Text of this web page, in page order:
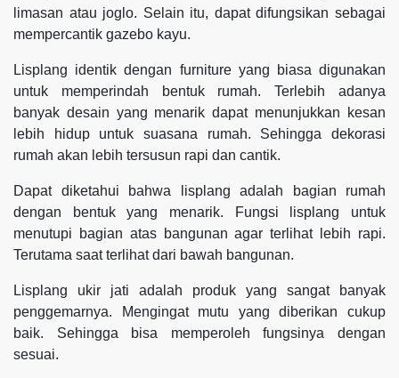
limasan atau joglo. Selain itu, dapat difungsikan sebagai
mempercantik gazebo kayu.
Lisplang identik dengan furniture yang biasa digunakan
untuk memperindah bentuk rumah. Terlebih adanya
banyak desain yang menarik dapat menunjukkan kesan
lebih hidup untuk suasana rumah. Sehingga dekorasi
rumah akan lebih tersusun rapi dan cantik.
Dapat diketahui bahwa lisplang adalah bagian rumah
dengan bentuk yang menarik. Fungsi lisplang untuk
menutupi bagian atas bangunan agar terlihat lebih rapi.
Terutama saat terlihat dari bawah bangunan.
Lisplang ukir jati adalah produk yang sangat banyak
penggemarnya. Mengingat mutu yang diberikan cukup
baik. Sehingga bisa memperoleh fungsinya dengan
sesuai.